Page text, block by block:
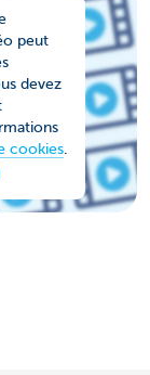
peut
devez
cookies.